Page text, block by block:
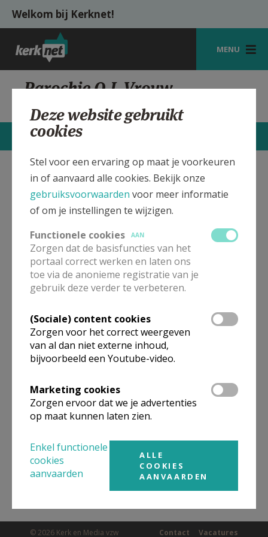
Overslaan en naar de inhoud gaan
Welkom bij Kerknet!
MENU
STARTPAGINA
VIERINGEN
SHOP
ZOEKEN
HULP
MIJN PAROCHIE
AANMELDEN OF REGISTREREN
Parochie O.L.Vrouw
Gerdingen
STARTPAGINA
Verbergen
O.-L.-Vrouw, Gerdingen
in deze kerk, het adres van de kerk, alsook een lijst met
kerken in de buurt.
ALLE DETAILS TONEN
Omgeving
Niet gevonden wat je zocht? Hier vind je
links naar kerken, eventueel van andere
organisaties, in de buurt.
© 2026 Kerk en Media vzw Vacatures
Contact
Deze website gebruikt
cookies
Stel voor een ervaring op maat je voorkeuren
in of aanvaard alle cookies. Bekijk onze
gebruiksvoorwaarden voor meer informatie
of om je instellingen te wijzigen.
Functionele cookies
AAN
Zorgen dat de basisfuncties van het
portaal correct werken en laten ons
toe via de anonieme registratie van je
gebruik deze verder te verbeteren.
(Sociale) content cookies
Zorgen voor het correct weergeven
van al dan niet externe inhoud,
bijvoorbeeld een Youtube-video.
Marketing cookies
Zorgen ervoor dat we je advertenties
op maat kunnen laten zien.
Enkel functionele
cookies
aanvaarden
ALLE
COOKIES
AANVAARDEN